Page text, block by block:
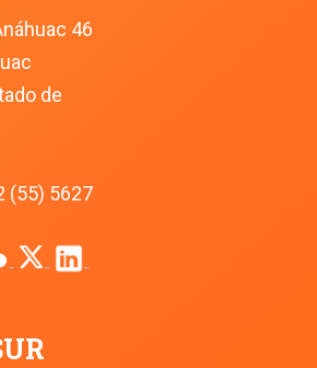
46
de
(55) 5627